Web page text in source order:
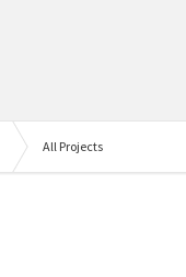
All Projects